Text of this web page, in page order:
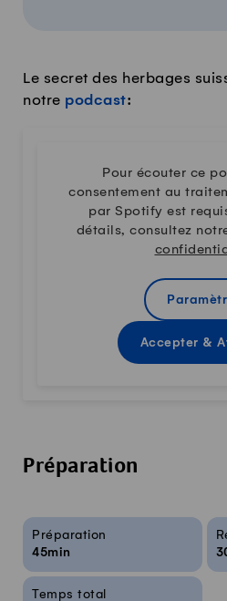
Le secret des herbages
notre podcast:
Pour écouter ce
consentement au
par Spotify est
détails, consultez
Accepter &
Préparation
Infos sur la recette
Préparation
45min
Temps total